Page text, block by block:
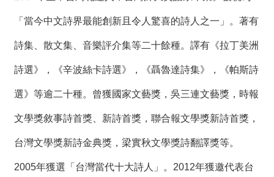
「當今中文詩界最能創新且令人驚喜的詩人之一」。著有
詩集、散文集、音樂評介集等二十餘種。譯有《拉丁美洲
詩選》，《辛波絲卡詩選》，《聶魯達詩集》，《帕斯詩
選》等逾二十種。曾獲國家文藝獎，吳三連文藝獎，時報
文學獎敘事詩首獎、新詩首獎，聯合報文學獎新詩首獎，
台灣文學獎新詩金典獎，梁實秋文學獎詩翻譯獎等。
2005年獲選「台灣當代十大詩人」。2012年獲邀代表台